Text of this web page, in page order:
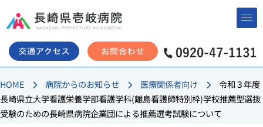
コ
ン
テ
ツ
へ
ス
HOME 病院からのお知らせ 医療関係者向け
令和３年度
長崎県立大学看護栄養学部看護学科(離島看護師特別枠)学校推薦型選抜
受験のための長崎県病院企業団による推薦選考試験について